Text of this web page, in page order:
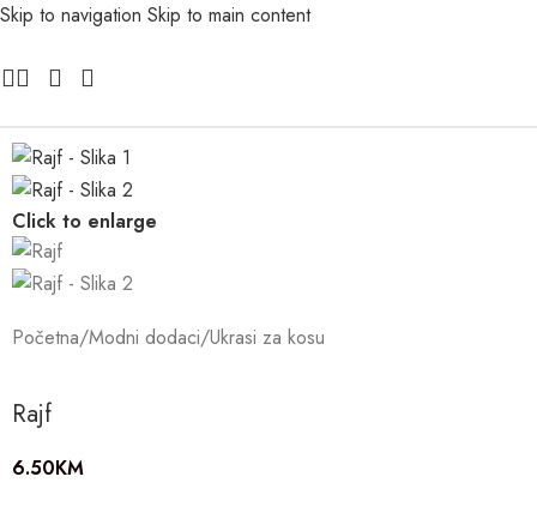
Skip to navigation Skip to main content
Click to enlarge
Početna/Modni dodaci/Ukrasi za kosu
Rajf
6.50KM